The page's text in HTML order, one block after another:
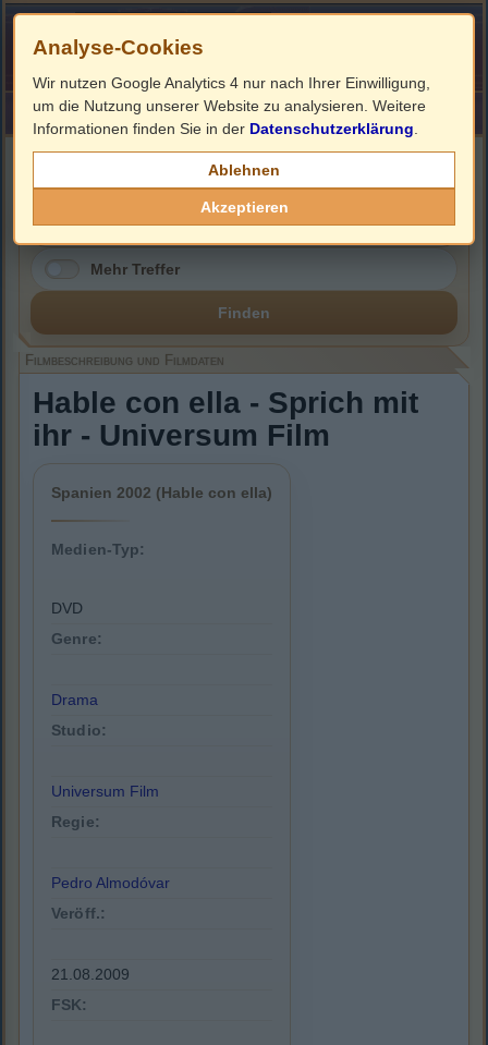
HOME ImpressumLinks
Filmbeschreibung, Cover & DVD Infos
Mehr Treffer
Finden
Filmbeschreibung und Filmdaten
Hable con ella - Sprich mit
ihr - Universum Film
Spanien 2002 (Hable con ella)
Medien-Typ:
DVD
Genre:
Drama
Studio:
Universum Film
Regie:
Pedro Almodóvar
Veröff.:
21.08.2009
FSK:
Analyse-Cookies
Wir nutzen Google Analytics 4 nur nach Ihrer Einwilligung,
um die Nutzung unserer Website zu analysieren. Weitere
Informationen finden Sie in der Datenschutzerklärung
Ablehnen
Akzeptieren